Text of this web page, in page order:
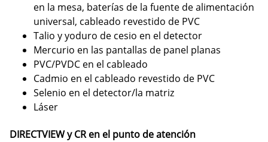
en la mesa, baterías de la fuente de alimentación
universal, cableado revestido de PVC
Talio y yoduro de cesio en el detector
Mercurio en las pantallas de panel planas
PVC/PVDC en el cableado
Cadmio en el cableado revestido de PVC
Selenio en el detector/la matriz
Láser
DIRECTVIEW y CR en el punto de atención